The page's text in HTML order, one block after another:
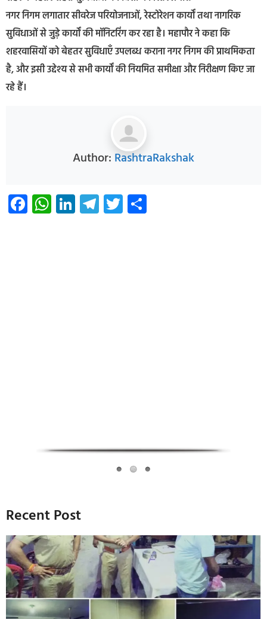
नगर निगम लगातार सीवरेज परियोजनाओं, रेस्टोरेशन कार्यों तथा नागरिक
सुविधाओं से जुड़े कार्यों की मॉनिटरिंग कर रहा है। महापौर ने कहा कि
शहरवासियों को बेहतर सुविधाएँ उपलब्ध कराना नगर निगम की प्राथमिकता
है, और इसी उद्देश्य से सभी कार्यों की नियमित समीक्षा और निरीक्षण किए जा
रहे हैं।
Author: RashtraRakshak
Facebook
WhatsApp
LinkedIn
Telegram
Twitter
Recent Post